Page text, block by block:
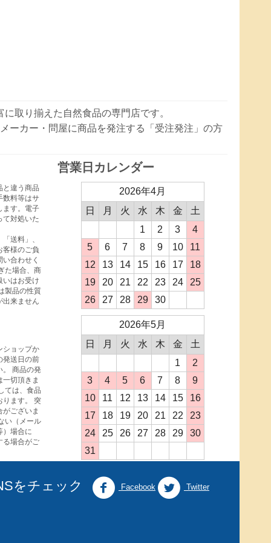
取り揃えた自然食品の専門店です。
ーカー・問屋に商品を発注する「受注発注」の方
と違う商品
数料等はサ
ます。電子
て対処いた
送料」、
客様のご負
合わせく
た場合、商
いはお受け
製品の性質
出来ません
ショップか
発送日の前
。 商品の発
切頂きま
ては、食品
ります。 突
ございま
い（メール
）場合に
る場合がご
営業日カレンダー
2026年4月
日
月 火 水 木 金
土
1
2 3
4
5
6 7 8 9 10
11
12
13 14 15 16 17
18
19
20 21 22 23 24
25
26
27 28 29 30
2026年5月
日
月 火 水 木 金
土
1
2
3
4 5 6 7 8
9
10
11 12 13 14 15
16
17
18 19 20 21 22
23
24
25 26 27 28 29
30
31
をチェック Facebook Twitter